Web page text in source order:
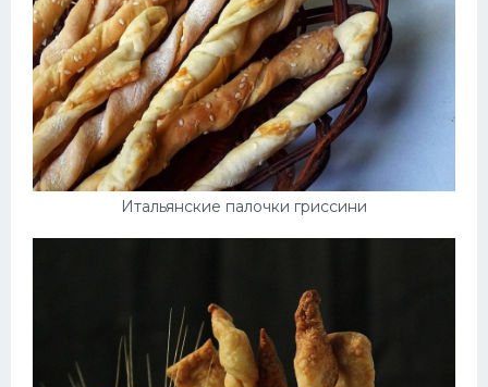
Итальянские палочки гриссини